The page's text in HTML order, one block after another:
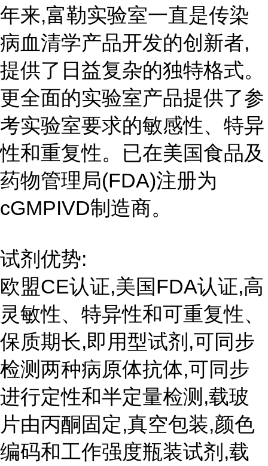
年来,富勒实验室一直是传染
病血清学产品开发的创新者,
提供了日益复杂的独特格式。
更全面的实验室产品提供了参
考实验室要求的敏感性、特异
性和重复性。已在美国食品及
药物管理局(FDA)注册为
cGMPIVD制造商。
试剂优势:
欧盟CE认证,美国FDA认证,高
灵敏性、特异性和可重复性、
保质期长,即用型试剂,可同步
检测两种病原体抗体,可同步
进行定性和半定量检测,载玻
片由丙酮固定,真空包装,颜色
编码和工作强度瓶装试剂,载